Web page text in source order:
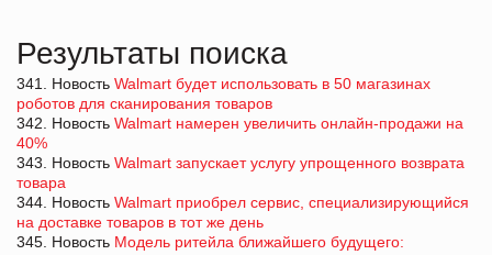
Результаты поиска
341. Новость Walmart будет использовать в 50 магазинах
роботов для сканирования товаров
342. Новость Walmart намерен увеличить онлайн-продажи на
40%
343. Новость Walmart запускает услугу упрощенного возврата
товара
344. Новость Walmart приобрел сервис, специализирующийся
на доставке товаров в тот же день
345. Новость Модель ритейла ближайшего будущего: